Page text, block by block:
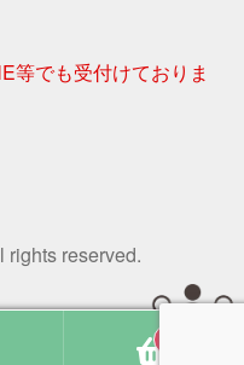
等でも受付けておりま
rights reserved.